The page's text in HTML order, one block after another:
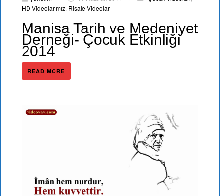
HD Videolarımız Risale Videoları
Manisa Tarih ve Medeniyet
Derneği- Çocuk Etkinliği
2014
READ MORE